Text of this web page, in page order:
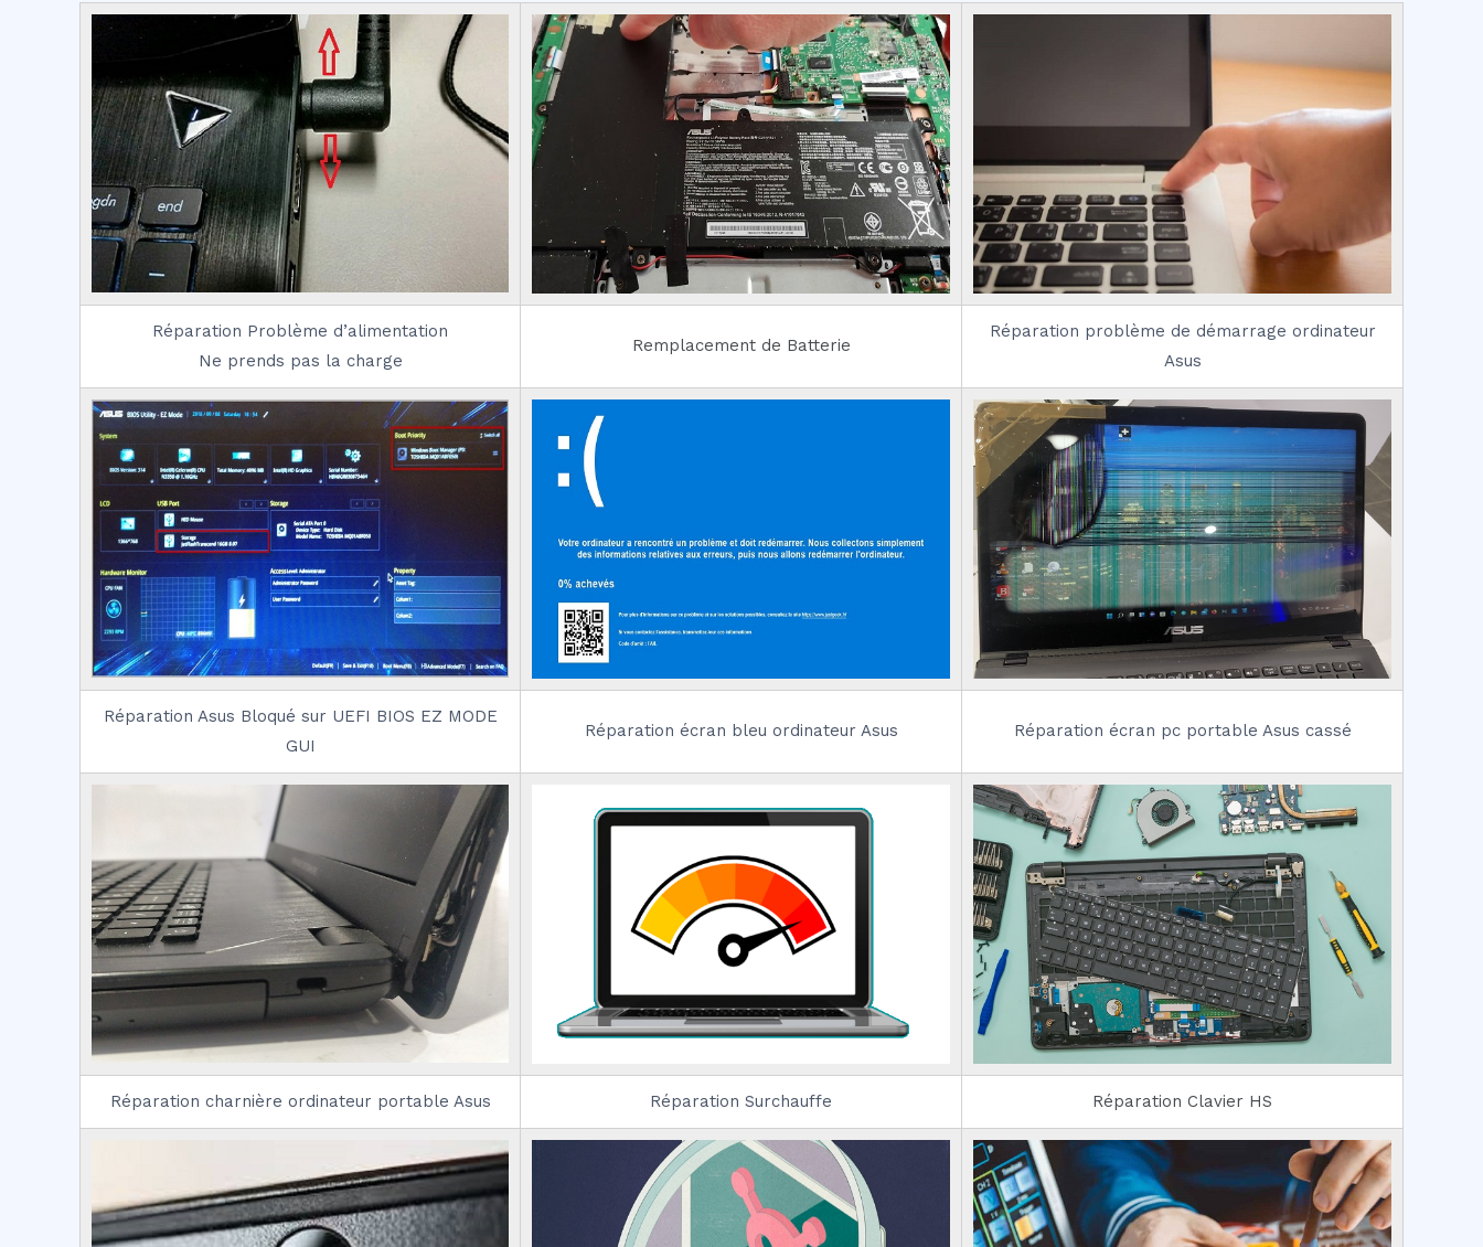
Réparation Problème d’alimentation
Ne prends pas la charge
Remplacement de Batterie
Réparation problème de démarrage ordinateur
Asus
Réparation Asus Bloqué sur UEFI BIOS EZ MODE
GUI
Réparation écran bleu ordinateur Asus Réparation écran pc portable Asus cassé
Réparation charnière ordinateur portable Asus Réparation Surchauffe Réparation Clavier HS